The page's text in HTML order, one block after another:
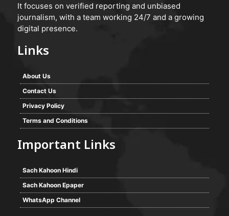
It focuses on verified reporting and unbiased
journalism, with a team working 24/7 and a growing
digital presence.
Links
About Us
Contact Us
Privacy Policy
Terms and Conditions
Important Links
Sach Kahoon Hindi
Sach Kahoon Epaper
WhatsApp Channel